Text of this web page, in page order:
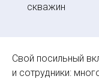
скважин
Свой посильный
и сотрудники: